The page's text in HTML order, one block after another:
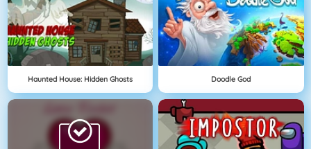
Haunted House: Hidden Ghosts Doodle God